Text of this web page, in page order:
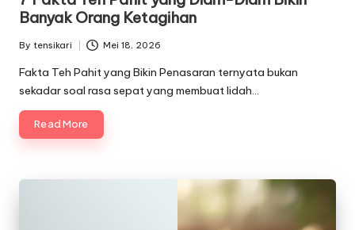
Banyak Orang Ketagihan
Posted
by
By tensikari Mei 18, 2026
Fakta Teh Pahit yang Bikin Penasaran ternyata bukan
sekadar soal rasa sepat yang membuat lidah…
Read More